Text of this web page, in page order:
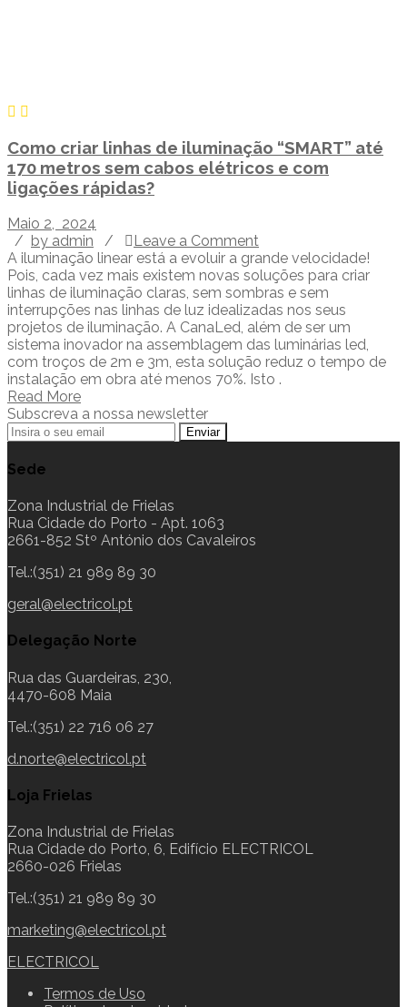
Como criar linhas de iluminação “SMART” até
170 metros sem cabos elétricos e com
ligações rápidas?
Maio 2, 2024
/ by admin /
Leave a Comment
A iluminação linear está a evoluir a grande velocidade!
Pois, cada vez mais existem novas soluções para criar
linhas de iluminação claras, sem sombras e sem
interrupções nas linhas de luz idealizadas nos seus
projetos de iluminação. A CanaLed, além de ser um
sistema inovador na assemblagem das luminárias led,
com troços de 2m e 3m, esta solução reduz o tempo de
instalação em obra até menos 70%. Isto .
Read More
Subscreva a nossa newsletter
Sede
Zona Industrial de Frielas
Rua Cidade do Porto - Apt. 1063
2661-852 Stº António dos Cavaleiros
Tel.:(351) 21 989 89 30
geral@electricol.pt
Delegação Norte
Rua das Guardeiras, 230,
4470-608 Maia
Tel.:(351) 22 716 06 27
d.norte@electricol.pt
Loja Frielas
Zona Industrial de Frielas
Rua Cidade do Porto, 6, Edifício ELECTRICOL
2660-026 Frielas
Tel.:(351) 21 989 89 30
marketing@electricol.pt
ELECTRICOL
Termos de Uso